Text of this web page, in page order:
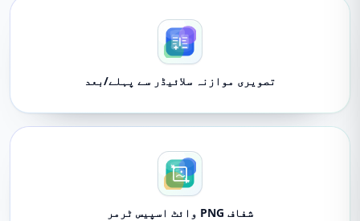
تصویری موازنہ سلائیڈر سے پہلے/بعد
شفاف PNG وائٹ اسپیس ٹرمر